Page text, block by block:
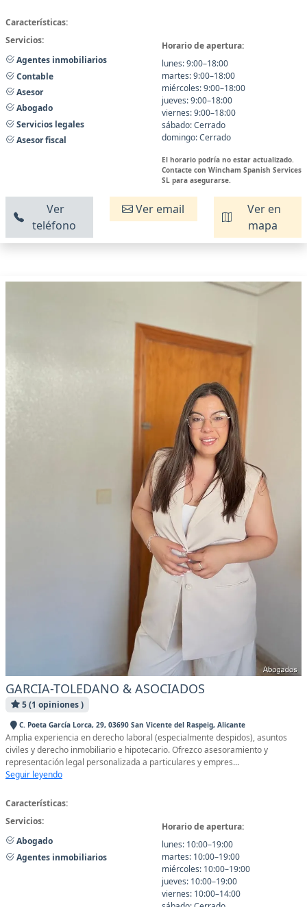
Características:
Servicios:
Agentes inmobiliarios
Contable
Asesor
Abogado
Servicios legales
Asesor fiscal
Horario de apertura:
lunes: 9:00–18:00
martes: 9:00–18:00
miércoles: 9:00–18:00
jueves: 9:00–18:00
viernes: 9:00–18:00
sábado: Cerrado
domingo: Cerrado
El horario podría no estar actualizado.
Contacte con Wincham Spanish Services
SL para asegurarse.
Ver
teléfono
Ver email
Ver en
mapa
GARCIA-TOLEDANO & ASOCIADOS
5 (1 opiniones )
C. Poeta García Lorca, 29, 03690 San Vicente del Raspeig, Alicante
Amplia experiencia en derecho laboral (especialmente despidos), asuntos
civiles y derecho inmobiliario e hipotecario. Ofrezco asesoramiento y
representación legal personalizada a particulares y empres...
Seguir leyendo
Características:
Servicios:
Abogado
Agentes inmobiliarios
Horario de apertura:
lunes: 10:00–19:00
martes: 10:00–19:00
miércoles: 10:00–19:00
jueves: 10:00–19:00
viernes: 10:00–14:00